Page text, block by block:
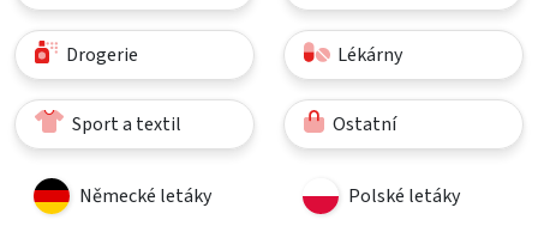
Drogerie Lékárny
Sport a textil Ostatní
Německé letáky Polské letáky